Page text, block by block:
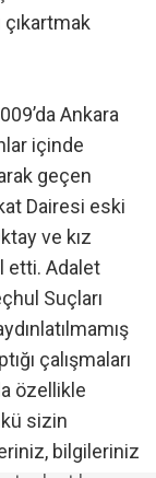
Ankara
içinde
geçen
Dairesi eski
ve kız
etti. Adalet
Suçları
çalışmaları
özellikle
sizin
bilgileriniz